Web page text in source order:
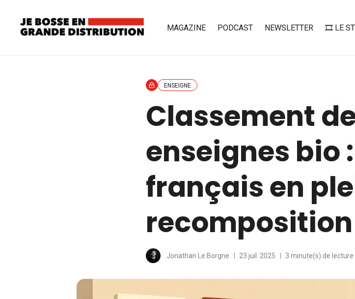
MAGAZINE PODCAST NEWSLETTER 🎞️ LE
ENSEIGNE
Classement
enseignes bio
français en
recomposition
Jonathan Le Borgne 23 juil. 2025 3 minute(s) de lecture